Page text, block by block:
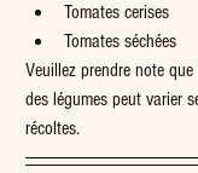
Tomates cerises
Tomates séchées
Veuillez prendre note
des légumes peut varier
récoltes.